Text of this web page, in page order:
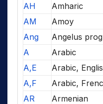
AH
Amharic
AM
Amoy
Ang
Angelus
A
Arabic
A,E
Arabic,
A,F
Arabic,
AR
Armenian